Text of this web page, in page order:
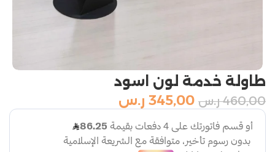
طاولة خدمة لون اسود
460,00 ر.س 345,00 ر.س